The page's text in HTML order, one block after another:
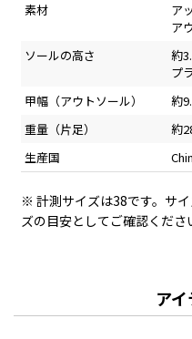
素材
ア
ア
ソールの高さ
約
プ
甲幅（アウトソール）
約
重量（片足）
約
生産国
※ 計測サイズは38です。サ
ズの目安としてご確認くださ
ア